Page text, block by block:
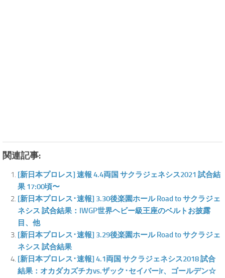
関連記事:
[新日本プロレス] 速報 4.4両国 サクラジェネシス2021 試合結
果 17:00頃〜
[新日本プロレス･速報] 3.30後楽園ホール Road to サクラジェ
ネシス 試合結果：IWGP世界ヘビー級王座のベルトお披露
目、他
[新日本プロレス･速報] 3.29後楽園ホール Road to サクラジェ
ネシス 試合結果
[新日本プロレス･速報] 4.1両国 サクラジェネシス2018 試合
結果：オカダカズチカvs.ザック･セイバーJr、ゴールデン☆